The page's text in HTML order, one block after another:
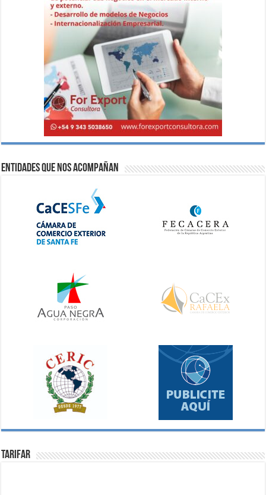
Entidades que nos acompañan
Tarifar